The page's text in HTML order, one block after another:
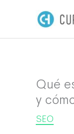
Qué
y
SEO